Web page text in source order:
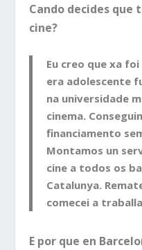
Cando decides que
cine?
Eu creo que xa
era adolescente
na universidade
cinema.
financiamento
Montamos un
cine a todos os
Catalunya.
comecei a
E por que en